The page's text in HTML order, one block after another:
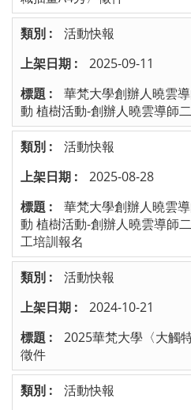
活動快報
2025-09-11
華梵大學創辦人曉雲
動 植樹活動-創辦人曉雲導師
活動快報
2025-08-28
華梵大學創辦人曉雲
動 植樹活動-創辦人曉雲導師
工培訓報名
活動快報
2024-10-21
2025華梵大學〈大觸
徵件
活動快報